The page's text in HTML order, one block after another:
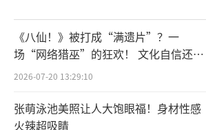
剧集由“热血动物联盟”
血动物联盟”是由导演许宏宇
青春热血类题材的优秀创作者
血类的影视作品的全新厂牌，
《八仙！》被打成“满遗片”？一
场“网络猎巫”的狂欢！ 文化自信还是
焦虑？
2026-07-20 13:29:10
张萌泳池美照让人大饱眼福！身材性感
火辣超吸睛